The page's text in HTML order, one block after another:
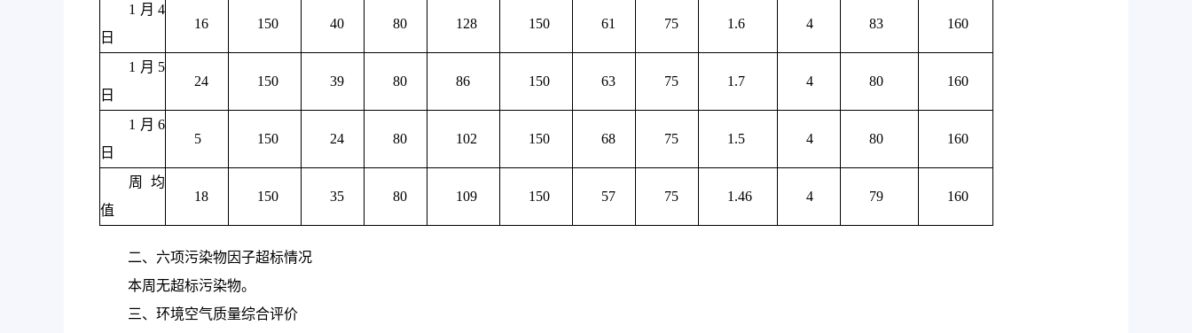
1月4
日
16 150 40 80 128 150 61 75 1.6 4 83 160
1月5
日
24 150 39 80 86 150 63 75 1.7 4 80 160
1月6
日
5 150 24 80 102 150 68 75 1.5 4 80 160
周均
值
18 150 35 80 109 150 57 75 1.46 4 79 160
二、六项污染物因子超标情况
本周无超标污染物。
三、环境空气质量综合评价